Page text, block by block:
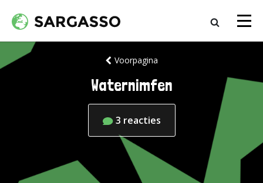
Voorpagina
Waternimfen
3 reacties